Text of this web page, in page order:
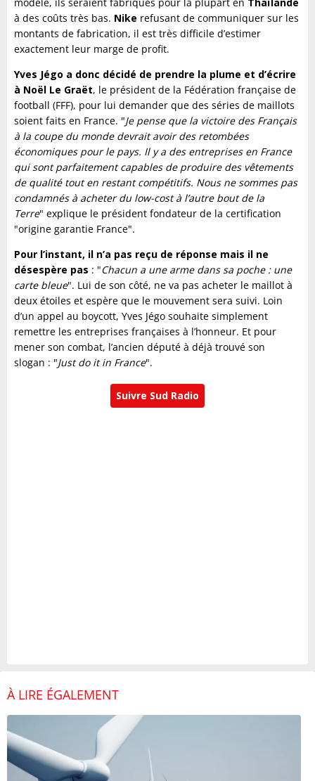
modèle, ils seraient fabriqués pour la plupart en Thaïlande
à des coûts très bas. Nike refusant de communiquer sur les
montants de fabrication, il est très difficile d’estimer
exactement leur marge de profit.
Yves Jégo a donc décidé de prendre la plume et d’écrire
à Noël Le Graët, le président de la Fédération française de
football (FFF), pour lui demander que des séries de maillots
soient faits en France. "Je pense que la victoire des Français
à la coupe du monde devrait avoir des retombées
économiques pour le pays. Il y a des entreprises en France
qui sont parfaitement capables de produire des vêtements
de qualité tout en restant compétitifs. Nous ne sommes pas
condamnés à acheter du low-cost à l’autre bout de la
Terre" explique le président fondateur de la certification
"origine garantie France".
Pour l’instant, il n’a pas reçu de réponse mais il ne
désespère pas : "Chacun a une arme dans sa poche : une
carte bleue". Lui de son côté, ne va pas acheter le maillot à
deux étoiles et espère que le mouvement sera suivi. Loin
d’un appel au boycott, Yves Jégo souhaite simplement
remettre les entreprises françaises à l’honneur. Et pour
mener son combat, l’ancien député à déjà trouvé son
slogan : "Just do it in France".
Suivre Sud Radio
À LIRE ÉGALEMENT